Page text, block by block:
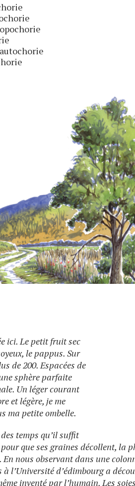
ici. Le petit fruit sec
le pappus. Sur
de 200. Espacées de
sphère parfaite
Un léger courant
et légère, je me
ma petite ombelle.
temps qu’il suffit
que ses graines décollent, la
En nous observant dans une
l’Université d’édimbourg a
inventé par l’humain. Les